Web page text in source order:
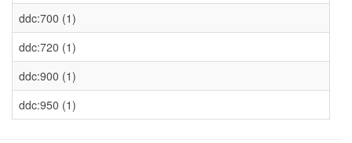
ddc:700 (1)
ddc:720 (1)
ddc:900 (1)
ddc:950 (1)